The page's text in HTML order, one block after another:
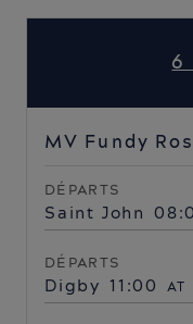
6
MV Fundy
DÉPARTS
Saint John
DÉPARTS
Digby 11:00 AT